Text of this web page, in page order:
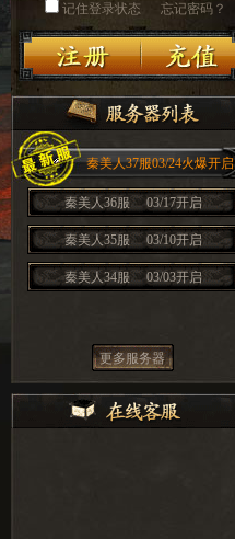
记住登录状态 忘记密码？
秦美人37服03/24火爆开启
秦美人36服 03/17开启
秦美人35服 03/10开启
秦美人34服 03/03开启
更多服务器